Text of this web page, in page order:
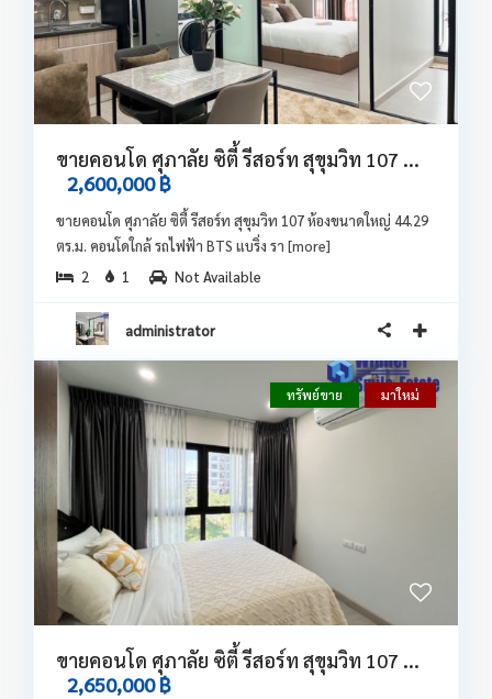
ขายคอนโด ศุภาลัย ซิตี้ รีสอร์ท สุขุมวิท 107 ...
2,600,000 ฿
ขายคอนโด ศุภาลัย ซิตี้ รีสอร์ท สุขุมวิท 107 ห้องขนาดใหญ่ 44.29
ตร.ม. คอนโดใกล้ รถไฟฟ้า BTS แบริ่ง รา [more]
2
1 Not Available
administrator
ทรัพย์ขาย มาใหม่
ขายคอนโด ศุภาลัย ซิตี้ รีสอร์ท สุขุมวิท 107 ...
2,650,000 ฿